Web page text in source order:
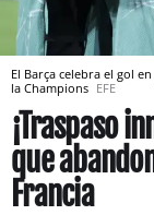
El Barça celebra el gol
la Champions EFE
¡Traspaso
que
Francia